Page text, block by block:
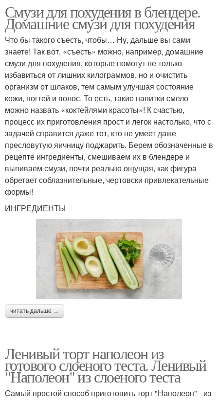
Смузи для похудения в блендере.
Домашние смузи для похудения
Что бы такого съесть, чтобы… Ну, дальше вы сами
знаете! Так вот, «съесть» можно, например, домашние
смузи для похудения, которые помогут не только
избавиться от лишних килограммов, но и очистить
организм от шлаков, тем самым улучшая состояние
кожи, ногтей и волос. То есть, такие напитки смело
можно назвать «коктейлями красоты»! К счастью,
процесс их приготовления прост и легок настолько, что с
задачей справится даже тот, кто не умеет даже
пресловутую яичницу поджарить. Берем обозначенные в
рецепте ингредиенты, смешиваем их в блендере и
выпиваем смузи, почти реально ощущая, как фигура
обретает соблазнительные, чертовски привлекательные
формы!
ИНГРЕДИЕНТЫ
читать дальше →
Ленивый торт наполеон из
готового слоеного теста. Ленивый
"Наполеон" из слоеного теста
Самый простой способ приготовить торт "Наполеон" - из